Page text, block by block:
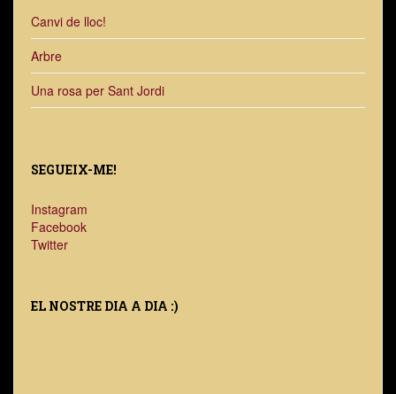
Canvi de lloc!
Arbre
Una rosa per Sant Jordi
SEGUEIX-ME!
Instagram
Facebook
Twitter
EL NOSTRE DIA A DIA :)